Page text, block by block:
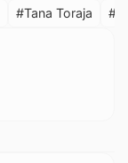
#Tana Toraja